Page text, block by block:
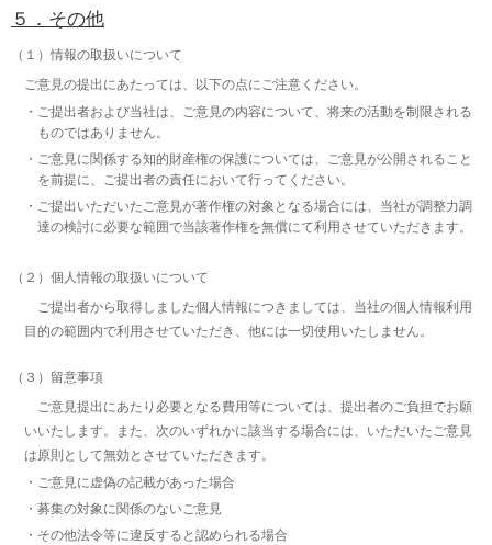
５．その他
（１）情報の取扱いについて
ご意見の提出にあたっては、以下の点にご注意ください。
ご提出者および当社は、ご意見の内容について、将来の活動を制限される
ものではありません。
ご意見に関係する知的財産権の保護については、ご意見が公開されること
を前提に、ご提出者の責任において行ってください。
ご提出いただいたご意見が著作権の対象となる場合には、当社が調整力調
達の検討に必要な範囲で当該著作権を無償にて利用させていただきます。
（２）個人情報の取扱いについて
ご提出者から取得しました個人情報につきましては、当社の個人情報利用
目的の範囲内で利用させていただき、他には一切使用いたしません。
（３）留意事項
ご意見提出にあたり必要となる費用等については、提出者のご負担でお願
いいたします。また、次のいずれかに該当する場合には、いただいたご意見
は原則として無効とさせていただきます。
ご意見に虚偽の記載があった場合
募集の対象に関係のないご意見
その他法令等に違反すると認められる場合